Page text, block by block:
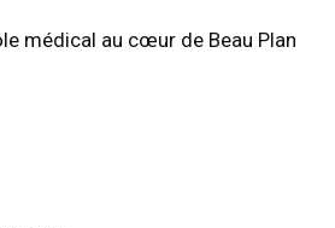
médical au cœur de Beau Plan